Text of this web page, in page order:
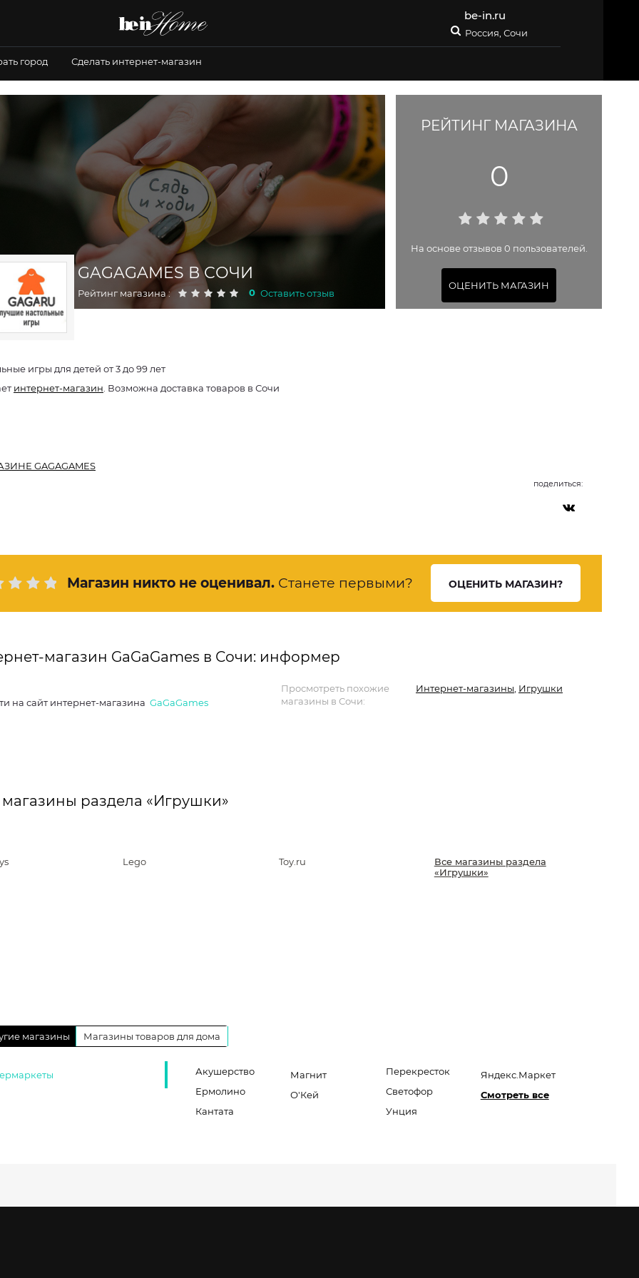
be-in.ru
Россия, Сочи
город Сделать интернет-магазин
GAGAGAMES В СОЧИ
Рейтинг магазина : 0 Оставить отзыв
РЕЙТИНГ МАГАЗИНА
0
На основе отзывов 0 пользователей.
ОЦЕНИТЬ МАГАЗИН
игры для детей от 3 до 99 лет
интернет-магазин . Возможна доставка товаров в Сочи
GAGAGAMES
поделиться:
Магазин никто не оценивал. Станете первыми? ОЦЕНИТЬ МАГАЗИН?
магазин GaGaGames в Сочи: информер
на сайт интернет-магазина GaGaGames
Просмотреть похожие
магазины в Сочи:
Интернет-магазины Игрушки
раздела «Игрушки»
Lego Toy.ru
Все магазины раздела
«Игрушки»
магазины Магазины товаров для дома
Акушерство
Ермолино
Кантата
Магнит
О'Кей
Перекресток
Светофор
Унция
Яндекс.Маркет
Смотреть все